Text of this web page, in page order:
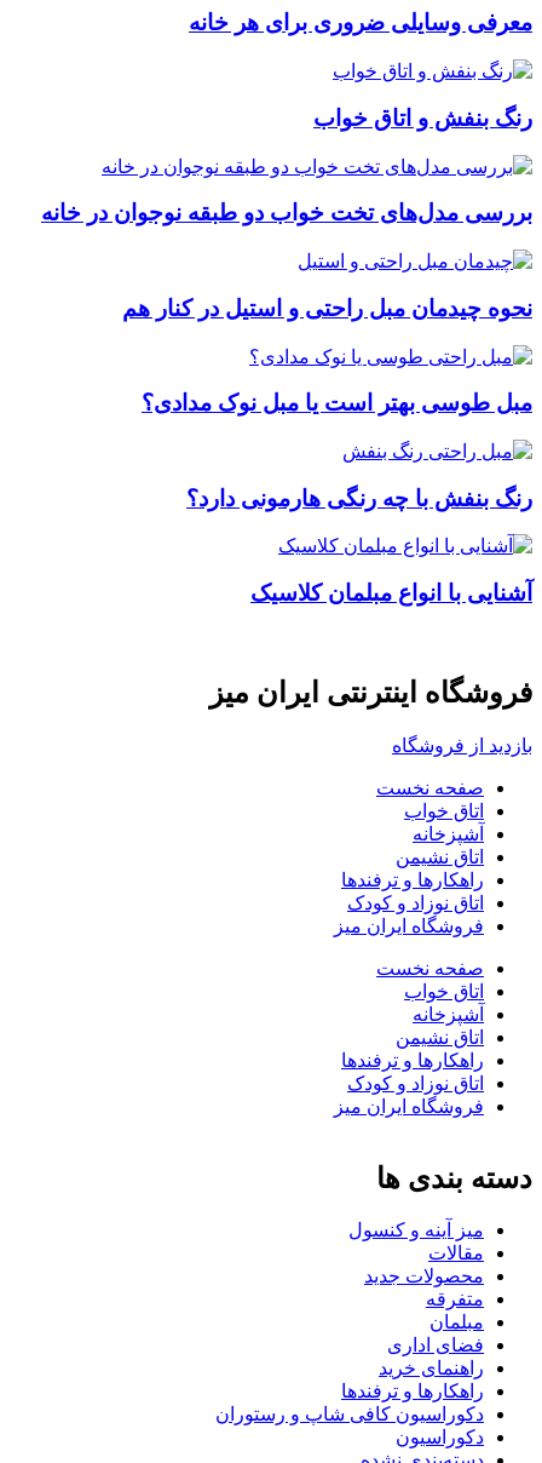
معرفی وسایلی ضروری برای هر خانه
رنگ بنفش و اتاق خواب
بررسی مدل‌های تخت خواب دو طبقه نوجوان در خانه
نحوه چیدمان مبل راحتی و استیل در کنار هم
مبل طوسی بهتر است یا مبل نوک مدادی؟
رنگ بنفش با چه رنگی هارمونی دارد؟
آشنایی با انواع مبلمان کلاسیک
فروشگاه اینترنتی ایران میز
بازدید از فروشگاه
صفحه نخست
اتاق خواب
آشپزخانه
اتاق نشیمن
راهکارها و ترفندها
اتاق نوزاد و کودک
فروشگاه ایران میز
صفحه نخست
اتاق خواب
آشپزخانه
اتاق نشیمن
راهکارها و ترفندها
اتاق نوزاد و کودک
فروشگاه ایران میز
دسته بندی ها
میز آینه و کنسول
مقالات
محصولات جدید
متفرقه
مبلمان
فضای اداری
راهنمای خرید
راهکارها و ترفندها
دکوراسیون کافی شاپ و رستوران
دکوراسیون